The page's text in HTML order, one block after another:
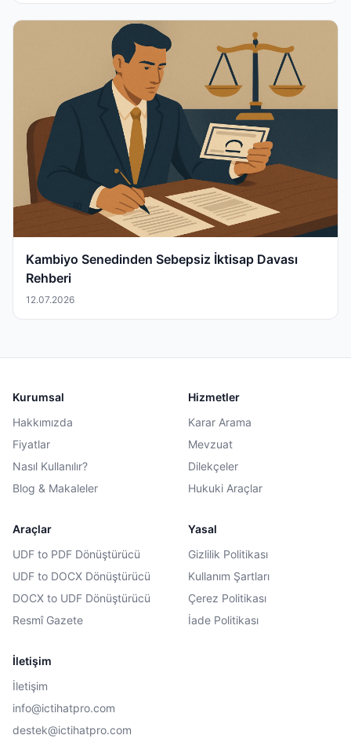
Kambiyo Senedinden Sebepsiz İktisap Davası
Rehberi
12.07.2026
Kurumsal
Hakkımızda
Fiyatlar
Nasıl Kullanılır?
Blog & Makaleler
Hizmetler
Karar Arama
Mevzuat
Dilekçeler
Hukuki Araçlar
Araçlar
UDF to PDF Dönüştürücü
UDF to DOCX Dönüştürücü
DOCX to UDF Dönüştürücü
Resmî Gazete
Yasal
Gizlilik Politikası
Kullanım Şartları
Çerez Politikası
İade Politikası
İletişim
İletişim
info@ictihatpro.com
destek@ictihatpro.com